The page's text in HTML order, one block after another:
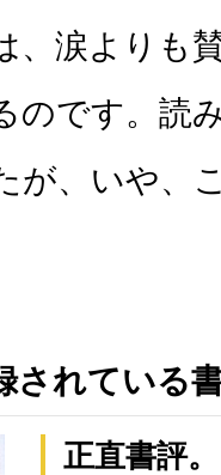
、涙よりも
のです。読
が、いや、
されている
正直書評。